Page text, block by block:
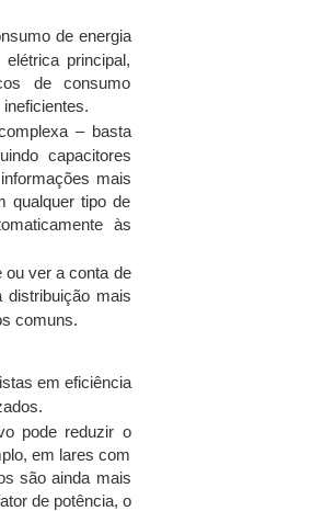
de energia
principal,
de consumo
– basta
capacitores
mais
qualquer tipo de
às
ou ver a conta de
distribuição mais
comuns.
em eficiência
pode reduzir o
em lares com
são ainda mais
de potência, o